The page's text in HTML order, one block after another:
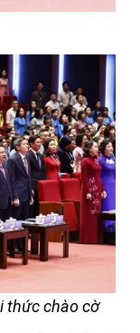
thức chào cờ